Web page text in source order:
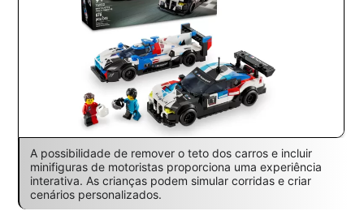
A possibilidade de remover o teto dos carros e incluir
minifiguras de motoristas proporciona uma experiência
interativa. As crianças podem simular corridas e criar
cenários personalizados.